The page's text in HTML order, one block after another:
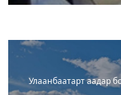
Улаанбаатарт аадар